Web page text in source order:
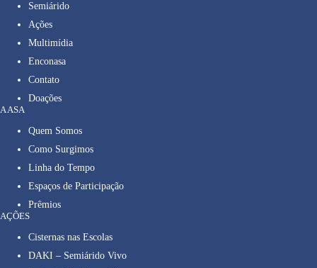
Semiárido
Ações
Multimídia
Enconasa
Contato
Doações
A ASA
Quem Somos
Como Surgimos
Linha do Tempo
Espaços de Participação
Prêmios
AÇÕES
Cisternas nas Escolas
DAKI – Semiárido Vivo